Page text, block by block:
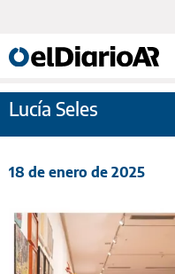
Lucía Seles
18 de enero de 2025